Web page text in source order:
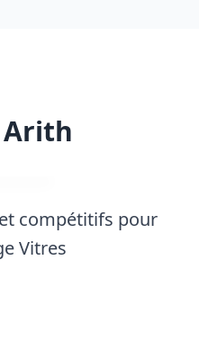
compétitifs pour
Vitres